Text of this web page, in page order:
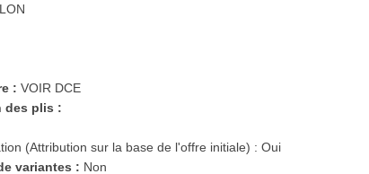
: VOIR DCE
des plis :
(Attribution sur la base de l'offre initiale) : Oui
variantes : Non